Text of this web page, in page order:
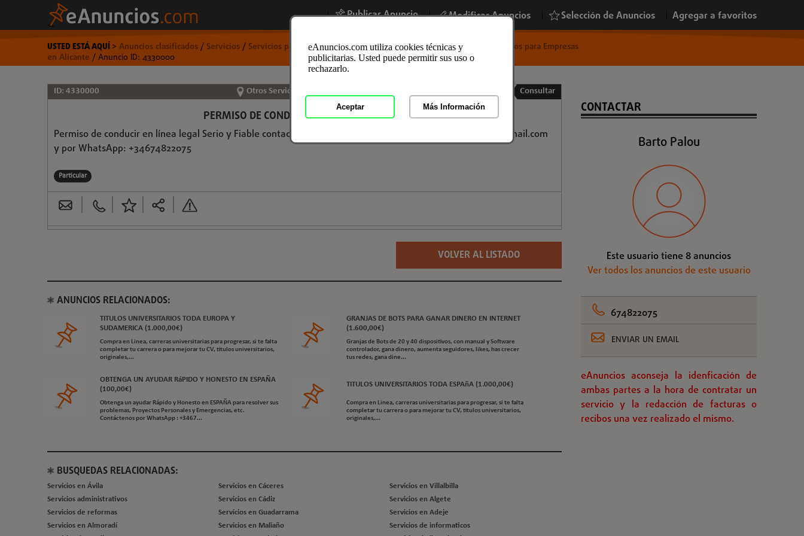
| Publicar Anuncio | Modificar Anuncios Selección de Anuncios Agregar a favoritos
USTED ESTÁ AQUÍ> Anuncios clasificados/ Servicios/ Servicios para Empresas/Otros Servicios para Empresas/
Otros Servicios para Empresas
en Alicante / Anuncio ID: 4330000
ID: 4330000 Consultar
Otros Servicios para Empresas en Alicante, Madrid
PERMISO DE CONDUCIR EN LÍNEA LEGAL SERIO
Permiso de conducir en línea legal Serio y Fiable contactó con nosotros email :
miguelanglepenagarrido@gmail.com
y por WhatsApp: +34674822075
Particular
VOLVER AL LISTADO
ANUNCIOS RELACIONADOS:
TITULOS UNIVERSITARIOS TODA EUROPA Y
SUDAMERICA (1.000,00€)
Compra en Linea, carreras universitarias para progresar, si te falta
completar tu carrera o para mejorar tu CV, titulos universitarios,
originales,...
GRANJAS DE BOTS PARA GANAR DINERO EN INTERNET
(1.600,00€)
Granjas de Bots de 20 y 40 dispositivos, con manual y Software
controlador, gana dinero, aumenta seguidores, likes, has crecer
tus redes, gana dine...
OBTENGA UN AYUDAR RáPIDO Y HONESTO EN ESPAÑA
(100,00€)
Obtenga un ayudar Rápido y Honesto en ESPAÑA para resolver sus
problemas, Proyectos Personales y Emergencias, etc.
Contáctenos por WhatsApp : +3467...
TITULOS UNIVERSITARIOS TODA ESPAñA (1.000,00€)
Compra en Linea, carreras universitarias para progresar, si te falta
completar tu carrera o para mejorar tu CV, titulos universitarios,
originales,...
BUSQUEDAS RELACIONADAS:
Servicios en Ávila Servicios en Cáceres
Servicios en Villalbilla
Servicios administrativos
Servicios en Cádiz
Servicios en Algete
Servicios de reformas
Servicios en Guadarrama
Servicios en Adeje
Servicios en Almoradí
Servicios en Maliaño
Servicios de informaticos
CONTACTAR
Barto Palou
Este usuario tiene 8 anuncios
Ver todos los anuncios de este usuario
674822075
ENVIAR UN EMAIL
eAnuncios aconseja la idenficación de
ambas partes a la hora de contratar un
servicio y la redacción de facturas o
recibos una vez realizado el mismo.
eAnuncios.com utiliza cookies técnicas y
publicitarias. Usted puede permitir sus uso o
rechazarlo.
Aceptar Más Información